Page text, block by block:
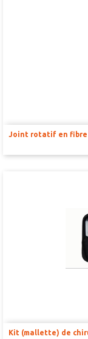
BIOLOGIE
Dissociateurs
Compteurs de
Produits de
BAINS D’ORGANE
CAPTEURS
Joint rotatif en fibre
Kit (mallette) de